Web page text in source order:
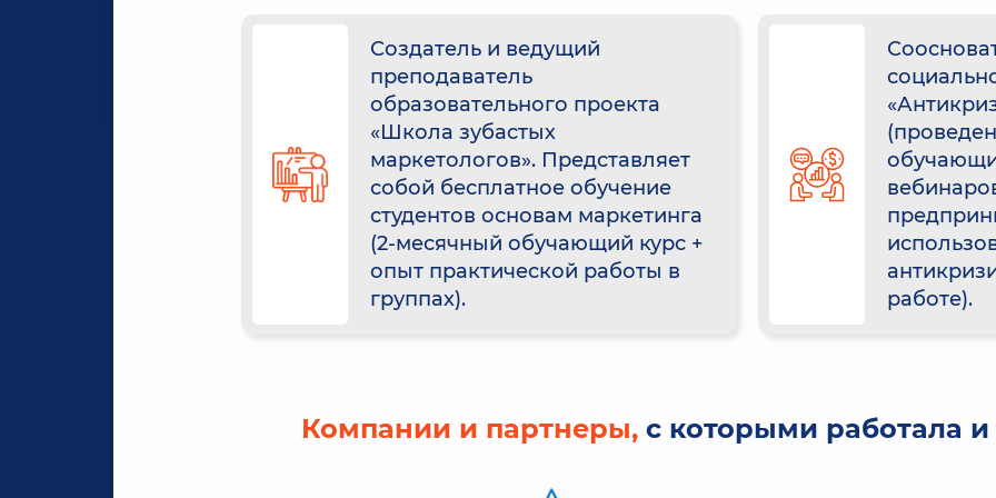
Создатель и ведущий
преподаватель
образовательного проекта
«Школа зубастых
маркетологов». Представляет
собой бесплатное обучение
студентов основам маркетинга
(2-месячный обучающий курс +
опыт практической работы в
группах).
работе).
Компании и партнеры,с которыми работала